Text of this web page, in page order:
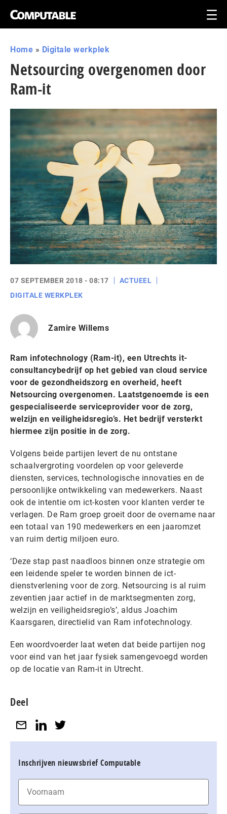
Home » Digitale werkplek
Netsourcing overgenomen door
Ram-it
07 SEPTEMBER 2018 - 08:17
ACTUEEL
DIGITALE WERKPLEK
Zamire Willems
Ram infotechnology (Ram-it), een Utrechts it-
consultancybedrijf op het gebied van cloud service
voor de gezondheidszorg en overheid, heeft
Netsourcing overgenomen. Laatstgenoemde is een
gespecialiseerde serviceprovider voor de zorg,
welzijn en veiligheidsregio’s. Het bedrijf versterkt
hiermee zijn positie in de zorg.
Volgens beide partijen levert de nu ontstane
schaalvergroting voordelen op voor geleverde
diensten, services, technologische innovaties en de
persoonlijke ontwikkeling van medewerkers. Naast
ook de intentie om ict-kosten voor klanten verder te
verlagen. De Ram groep groeit door de overname naar
een totaal van 190 medewerkers en een jaaromzet
van ruim dertig miljoen euro.
‘Deze stap past naadloos binnen onze strategie om
een leidende speler te worden binnen de ict-
dienstverlening voor de zorg. Netsourcing is al ruim
zeventien jaar actief in de marktsegmenten zorg,
welzijn en veiligheidsregio’s’, aldus Joachim
Kaarsgaren, directielid van Ram infotechnology.
Een woordvoerder laat weten dat beide partijen nog
voor eind van het jaar fysiek samengevoegd worden
op de locatie van Ram-it in Utrecht.
Deel
Inschrijven nieuwsbrief Computable